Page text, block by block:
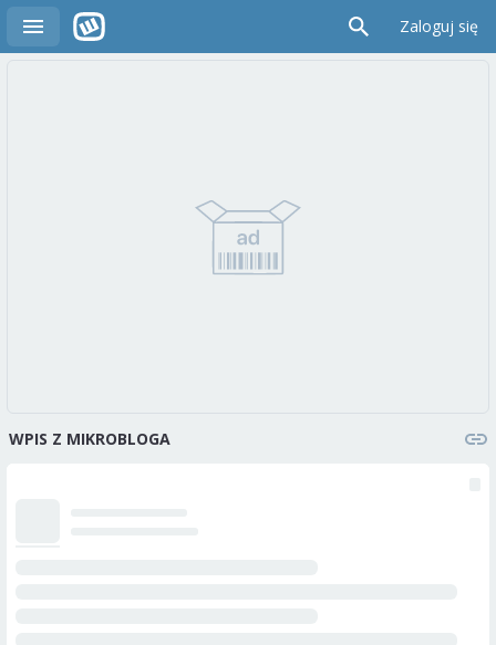
Zaloguj się
WPIS Z MIKROBLOGA